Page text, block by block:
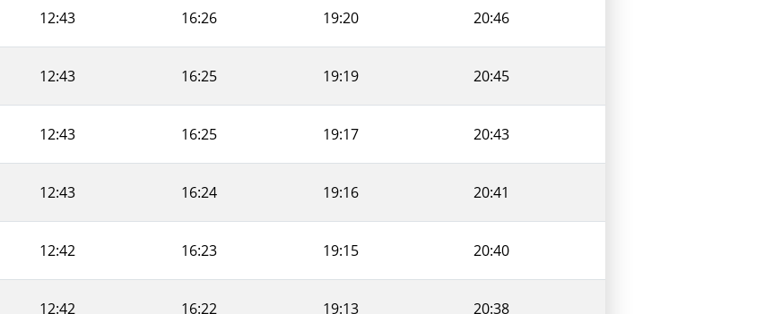
12:43 16:26 19:20 20:46
12:43 16:25 19:19 20:45
12:43 16:25 19:17 20:43
12:43 16:24 19:16 20:41
12:42 16:23 19:15 20:40
12:42 16:22 19:13 20:38